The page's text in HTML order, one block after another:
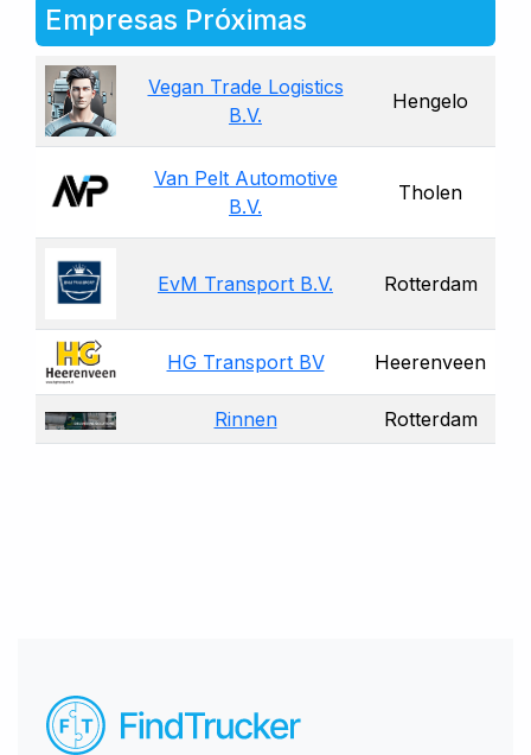
Empresas Próximas
Vegan Trade Logistics
B.V.
Hengelo
Van Pelt Automotive
B.V.
Tholen
EvM Transport B.V. Rotterdam
HG Transport BV Heerenveen
Rinnen Rotterdam